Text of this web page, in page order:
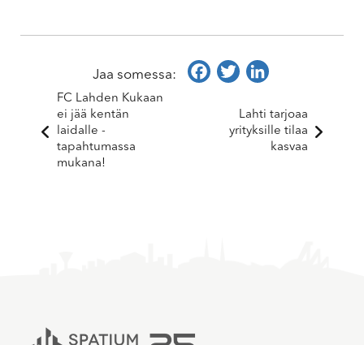
FC Lahden Kukaan
ei jää kentän
laidalle -
tapahtumassa
mukana!
Jaa somessa: Facebook
Twitter
Lahti tarjoaa
yrityksille tilaa
kasvaa